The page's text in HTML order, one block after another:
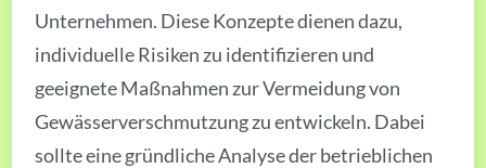
Unternehmen. Diese Konzepte dienen dazu,
individuelle Risiken zu identifizieren und
geeignete Maßnahmen zur Vermeidung von
Gewässerverschmutzung zu entwickeln. Dabei
sollte eine gründliche Analyse der betrieblichen